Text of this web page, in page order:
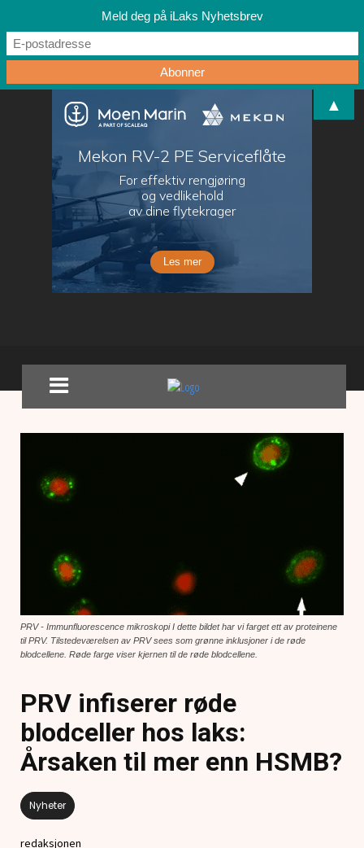
PRV - Immunfluorescence mikroskopi I dette bildet har vi farget ett av proteinene
til PRV. Tilstedeværelsen av PRV sees som grønne inklusjoner i de røde
blodcellene. Røde farge viser kjernen til de røde blodcellene.
PRV infiserer røde
blodceller hos laks:
Årsaken til mer enn HSMB?
Nyheter
redaksjonen
Meld deg på iLaks Nyhetsbrev
▲